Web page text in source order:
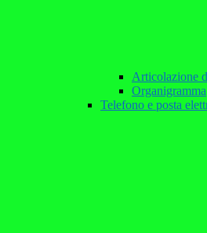
Articolazione
Organigramma
Telefono e posta